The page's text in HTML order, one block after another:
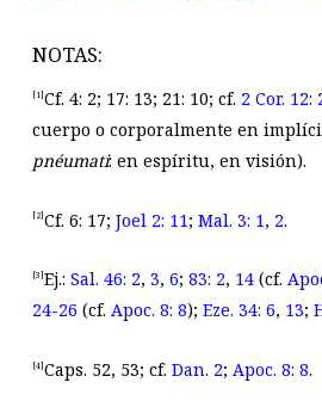
NOTAS:
[1] Cf. 4: 2; 17: 13; 21: 10; cf. 2 Cor. 12:
cuerpo o corporalmente en
pnéumati: en espíritu, en visión).
[2] Cf. 6: 17; Joel 2: 11; Mal. 3: 1, 2.
[3] Ej.: Sal. 46: 2, 3, 6; 83: 2, 14(cf.
24-26 (cf. Apoc. 8: 8); Eze. 34: 6, 13;
[4] Caps. 52, 53; cf. Dan. 2; Apoc. 8: 8.